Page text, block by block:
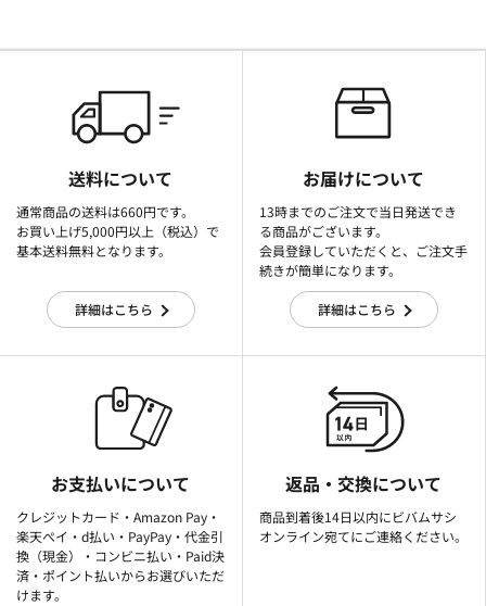
送料について
通常商品の送料は660円です。
お買い上げ5,000円以上（税込）で
基本送料無料となります。
詳細はこちら
お届けについて
13時までのご注文で当日発送でき
る商品がございます。
会員登録していただくと、ご注文手
続きが簡単になります。
詳細はこちら
お支払いについて
クレジットカード・Amazon Pay・
楽天ぺイ・d払い・PayPay・代金引
換（現金）・コンビニ払い・Paid決
済・ポイント払いからお選びいただ
けます。
返品・交換について
商品到着後14日以内にビバムサシ
オンライン宛てにご連絡ください。